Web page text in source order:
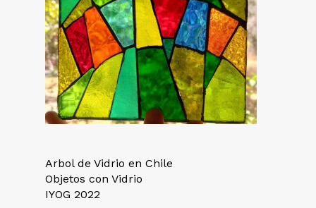
Arbol de Vidrio en Chile
Objetos con Vidrio
IYOG 2022